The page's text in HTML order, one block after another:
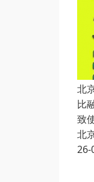
北
比
致
北
26-